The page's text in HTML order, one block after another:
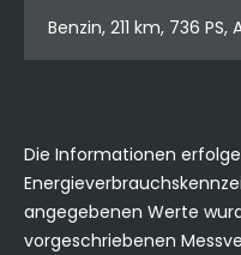
Benzin, 211 km, 736
Die Informationen
angegebenen Werte
vorgeschriebenen